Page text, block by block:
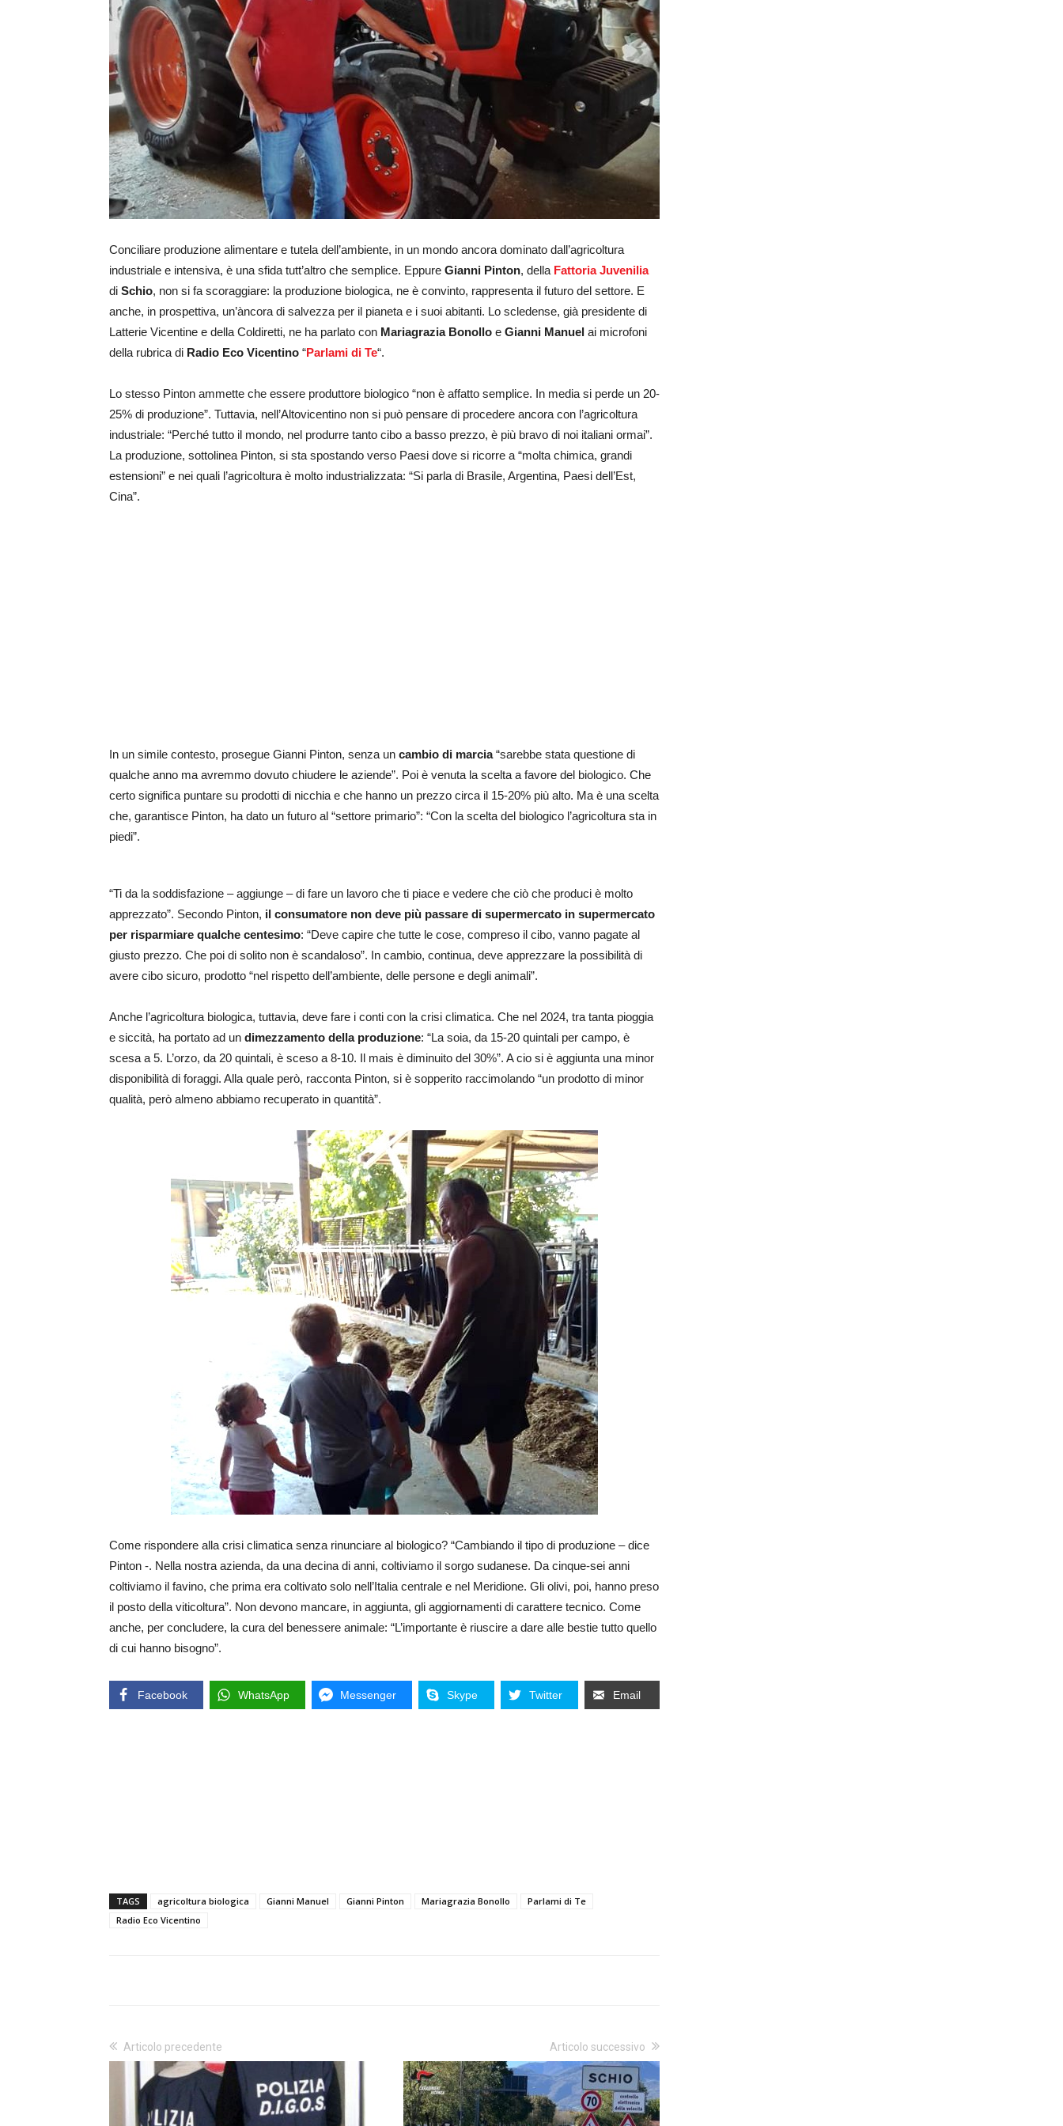
Conciliare produzione alimentare e tutela dell’ambiente, in un mondo ancora dominato dall’agricoltura
industriale e intensiva, è una sfida tutt’altro che semplice. Eppure Gianni Pinton, della Fattoria Juvenilia
di Schio, non si fa scoraggiare: la produzione biologica, ne è convinto, rappresenta il futuro del settore. E
anche, in prospettiva, un’àncora di salvezza per il pianeta e i suoi abitanti. Lo scledense, già presidente di
Latterie Vicentine e della Coldiretti, ne ha parlato con Mariagrazia Bonollo e Gianni Manuel ai microfoni
della rubrica di Radio Eco Vicentino “Parlami di Te“.
Lo stesso Pinton ammette che essere produttore biologico “non è affatto semplice. In media si perde un 20-
25% di produzione”. Tuttavia, nell’Altovicentino non si può pensare di procedere ancora con l’agricoltura
industriale: “Perché tutto il mondo, nel produrre tanto cibo a basso prezzo, è più bravo di noi italiani ormai”.
La produzione, sottolinea Pinton, si sta spostando verso Paesi dove si ricorre a “molta chimica, grandi
estensioni” e nei quali l’agricoltura è molto industrializzata: “Si parla di Brasile, Argentina, Paesi dell’Est,
Cina”.
In un simile contesto, prosegue Gianni Pinton, senza un cambio di marcia“sarebbe stata questione di
qualche anno ma avremmo dovuto chiudere le aziende”. Poi è venuta la scelta a favore del biologico. Che
certo significa puntare su prodotti di nicchia e che hanno un prezzo circa il 15-20% più alto. Ma è una scelta
che, garantisce Pinton, ha dato un futuro al “settore primario”: “Con la scelta del biologico l’agricoltura sta in
piedi”.
“Ti da la soddisfazione – aggiunge – di fare un lavoro che ti piace e vedere che ciò che produci è molto
apprezzato”. Secondo Pinton, il consumatore non deve più passare di supermercato in supermercato
per risparmiare qualche centesimo: “Deve capire che tutte le cose, compreso il cibo, vanno pagate al
giusto prezzo. Che poi di solito non è scandaloso”. In cambio, continua, deve apprezzare la possibilità di
avere cibo sicuro, prodotto “nel rispetto dell’ambiente, delle persone e degli animali”.
Anche l’agricoltura biologica, tuttavia, deve fare i conti con la crisi climatica. Che nel 2024, tra tanta pioggia
e siccità, ha portato ad un dimezzamento della produzione: “La soia, da 15-20 quintali per campo, è
scesa a 5. L’orzo, da 20 quintali, è sceso a 8-10. Il mais è diminuito del 30%”. A cio si è aggiunta una minor
disponibilità di foraggi. Alla quale però, racconta Pinton, si è sopperito raccimolando “un prodotto di minor
qualità, però almeno abbiamo recuperato in quantità”.
Come rispondere alla crisi climatica senza rinunciare al biologico? “Cambiando il tipo di produzione – dice
Pinton -. Nella nostra azienda, da una decina di anni, coltiviamo il sorgo sudanese. Da cinque-sei anni
coltiviamo il favino, che prima era coltivato solo nell’Italia centrale e nel Meridione. Gli olivi, poi, hanno preso
il posto della viticoltura”. Non devono mancare, in aggiunta, gli aggiornamenti di carattere tecnico. Come
anche, per concludere, la cura del benessere animale: “L’importante è riuscire a dare alle bestie tutto quello
di cui hanno bisogno”.
Facebook WhatsApp Messenger Skype Twitter Email
TAGS agricoltura biologica Gianni Manuel Gianni Pinton Mariagrazia Bonollo
Parlami di Te
Radio Eco Vicentino
Articolo precedente Articolo successivo